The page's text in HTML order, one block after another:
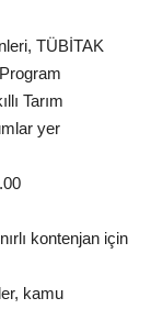
TÜBİTAK
Tarım
yer
kontenjan için
kamu